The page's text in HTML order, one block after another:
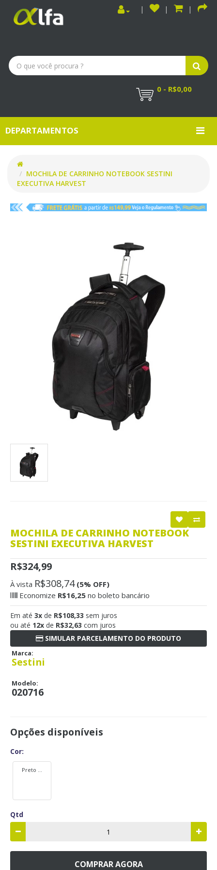
0 - R$0,00
DEPARTAMENTOS
MOCHILA DE CARRINHO NOTEBOOK SESTINI
EXECUTIVA HARVEST
MOCHILA DE CARRINHO NOTEBOOK
SESTINI EXECUTIVA HARVEST
R$324,99
À vista R$308,74 (5% OFF)
Economize R$16,25 no boleto bancário
Em até 3x de R$108,33 sem juros
ou até 12x de R$32,63 com juros
SIMULAR PARCELAMENTO DO PRODUTO
Marca:
Sestini
Modelo:
020716
Opções disponíveis
Cor:
Preto ...
Qtd
COMPRAR AGORA